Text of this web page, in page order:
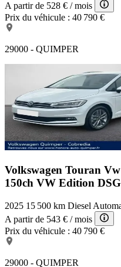
A partir de 528 € / mois
Prix du véhicule : 40 790 €
29000 - QUIMPER
Volkswagen Touran
150ch VW Edition
2025 15 500 km Diesel
A partir de 543 € / mois
Prix du véhicule : 40 790 €
29000 - QUIMPER